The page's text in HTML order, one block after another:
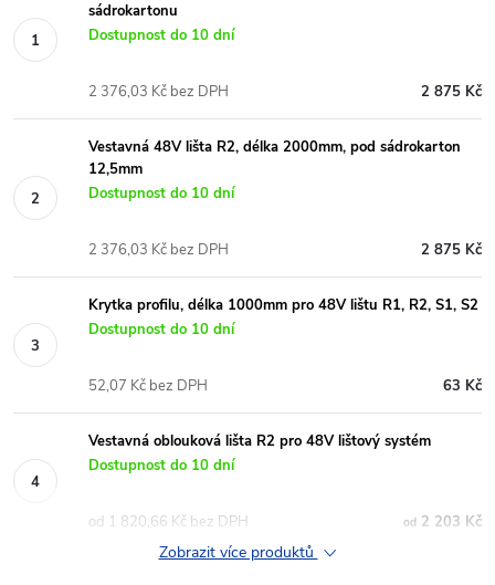
sádrokartonu
Dostupnost do 10 dní
2 875 Kč
2 376,03 Kč bez DPH
Vestavná 48V lišta R2, délka 2000mm, pod sádrokarton
12,5mm
Dostupnost do 10 dní
2 875 Kč
2 376,03 Kč bez DPH
Krytka profilu, délka 1000mm pro 48V lištu R1, R2, S1, S2
Dostupnost do 10 dní
63 Kč
52,07 Kč bez DPH
Vestavná oblouková lišta R2 pro 48V lištový systém
Dostupnost do 10 dní
od2 203 Kč
od 1 820,66 Kč bez DPH
Zobrazit více produktů